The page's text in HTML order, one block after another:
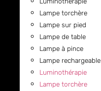
Lampe torchère
Lampe sur pied
Lampe de table
Lampe à pince
Lampe rechargeable
Luminothérapie
Lampe torchère